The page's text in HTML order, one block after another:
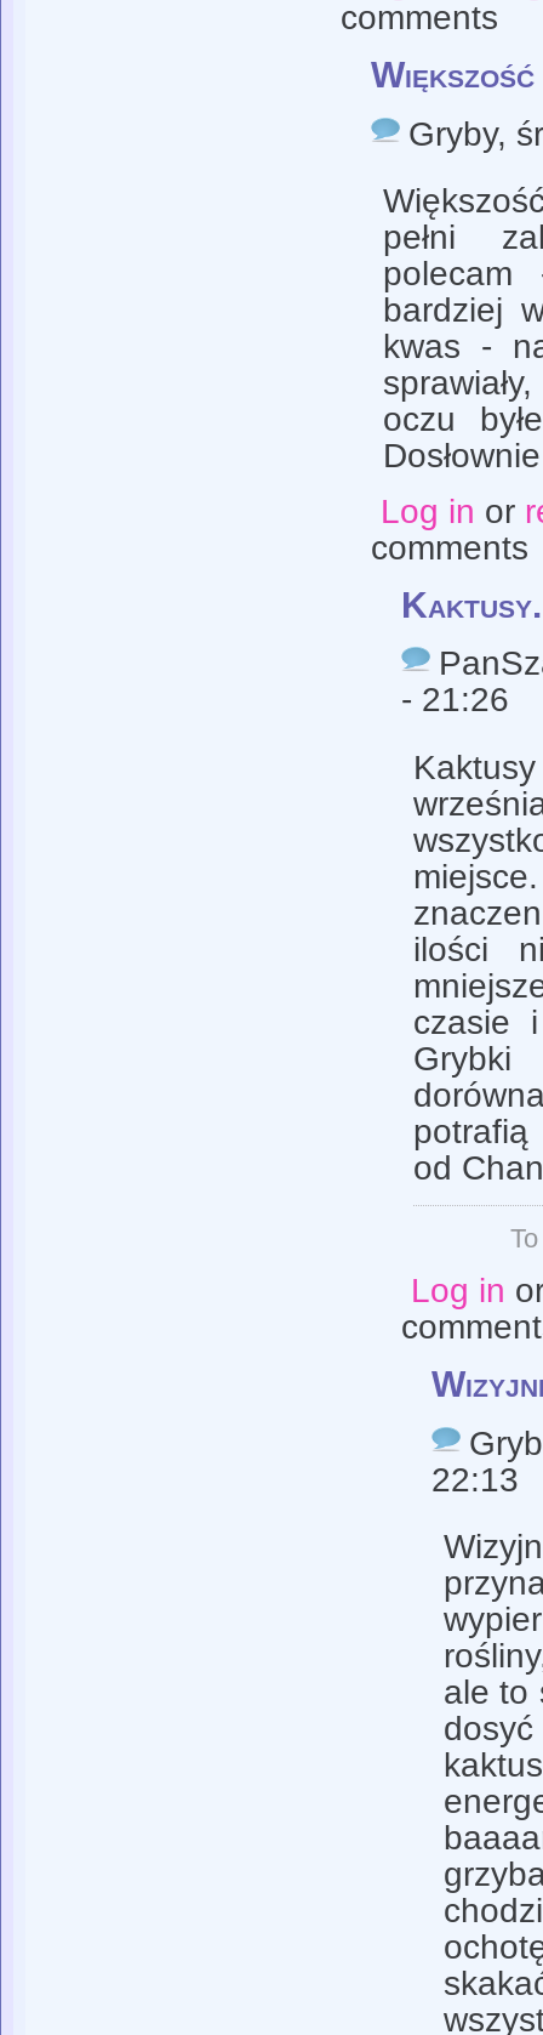
comments
Gryby,
pełni
bardziej
kwas -
oczu
Log in or
comments
Kaktusy.
- 21:26
ilości
czasie
od
Log in
22:13
ale to